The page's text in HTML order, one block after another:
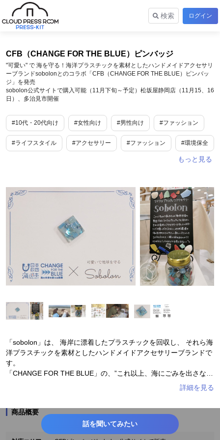
検索 ログイン
CFB（CHANGE FOR THE BLUE）ピンバッジ
"可愛い" で 海を守る！海洋プラスチックを素材としたハンドメイドアクセサリ
ーブランドsobolonとのコラボ「CFB（CHANGE FOR THE BLUE）ピンバッ
ジ」を発売
sobolon公式サイトで購入可能（11月下旬～予定）松坂屋静岡店（11月15、16
日）、多治見市開催
#10代・20代向け #女性向け #男性向け #ファッション
#ライフスタイル #アクセサリー #ファッション #環境保全
「sobolon」は、 海岸に漂着したプラスチックを回収し、 それら海
洋プラスチックを素材としたハンドメイドアクセサリーブランドで
す。
「CHANGE FOR THE BLUE」の、”これ以上、海にごみを出さな
い”、”海の未来を変える挑戦を実現する”という理念。「sobolon」
の海洋プラスチックをアクセサリーに変えて、“かわいい”で地球を
ジが、百貨店のポップアップストアやイベントブース、sobolonの
公式サイトなどでご購入いただけます。
商品概要
話を聞いてみたい